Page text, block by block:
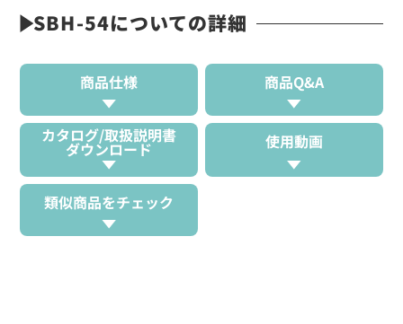
SBH-54についての詳細
商品仕様 商品Q&A
カタログ/取扱説明書
ダウンロード 使用動画
類似商品をチェック